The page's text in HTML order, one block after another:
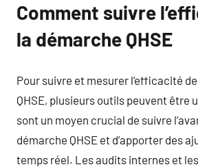
Comment suivre
la démarche QHSE
Pour suivre et mesurer l’efficacité
QHSE, plusieurs outils peuvent être
sont un moyen crucial de suivre
démarche QHSE et d’apporter des
temps réel. Les audits internes et